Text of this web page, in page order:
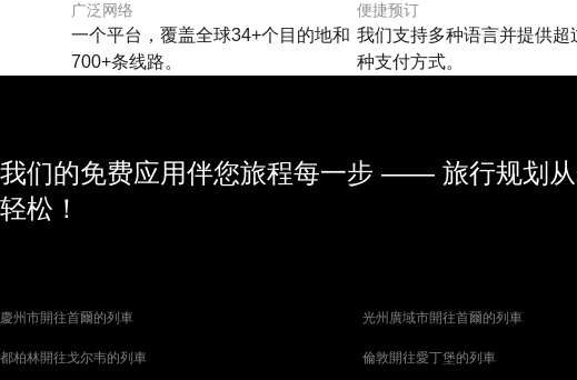
广泛网络
一个平台，覆盖全球34+个目的地和
700+条线路。
便捷预订
我们支持多种语言并提供超
种支付方式。
我们的免费应用伴您旅程每一步 —— 旅行规划
轻松！
慶州市開往首爾的列車 光州廣域市開往首爾的列車
都柏林開往戈尔韦的列車 倫敦開往愛丁堡的列車